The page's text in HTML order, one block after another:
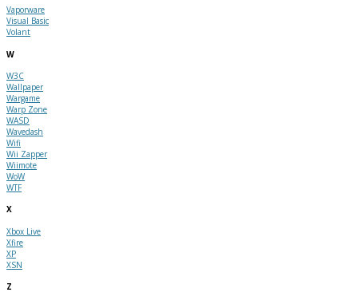
Vaporware
Visual Basic
Volant
W
W3C
Wallpaper
Wargame
Warp Zone
WASD
Wavedash
Wifi
Wii Zapper
Wiimote
WoW
WTF
X
Xbox Live
Xfire
XP
XSN
Z